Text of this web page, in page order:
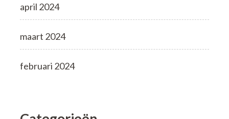
april 2024
maart 2024
februari 2024